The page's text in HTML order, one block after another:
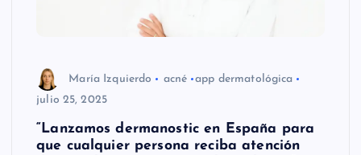
María Izquierdo acné
app dermatológica
julio 25, 2025
“Lanzamos dermanostic en España para
que cualquier persona reciba atención